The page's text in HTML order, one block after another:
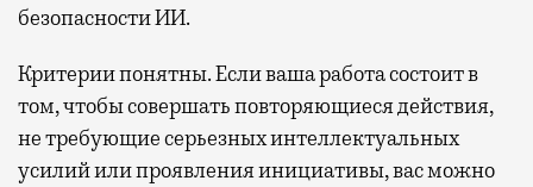
безопасности ИИ.
Критерии понятны. Если ваша работа состоит в
том, чтобы совершать повторяющиеся действия,
не требующие серьезных интеллектуальных
усилий или проявления инициативы, вас можно